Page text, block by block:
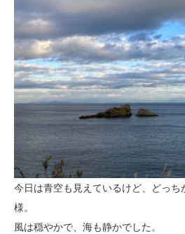
今日は青空も見えているけど、どっ
様。
風は穏やかで、海も静かでした。